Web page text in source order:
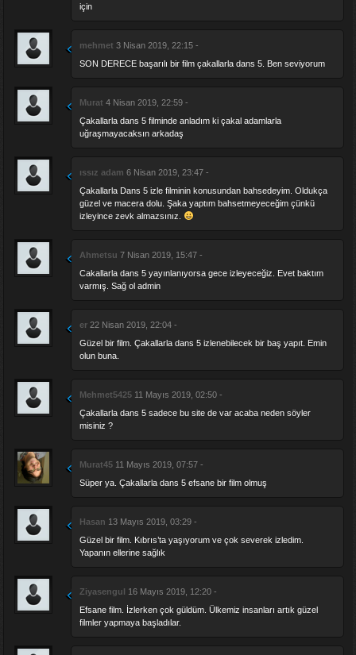
için
mehmet 3 Nisan 2019, 22:15 -
SON DERECE başarılı bir film çakallarla dans 5. Ben seviyorum
Murat 4 Nisan 2019, 22:59 -
Çakallarla dans 5 filminde anladım ki çakal adamlarla
uğraşmayacaksın arkadaş
ıssız adam 6 Nisan 2019, 23:47 -
Çakallarla Dans 5 izle filminin konusundan bahsedeyim. Oldukça
güzel ve macera dolu. Şaka yaptım bahsetmeyeceğim çünkü
izleyince zevk almazsınız.
Ahmetsu 7 Nisan 2019, 15:47 -
Cakallarla dans 5 yayınlanıyorsa gece izleyeceğiz. Evet baktım
varmış. Sağ ol admin
er 22 Nisan 2019, 22:04 -
Güzel bir film. Çakallarla dans 5 izlenebilecek bir baş yapıt. Emin
olun buna.
Mehmet5425 11 Mayıs 2019, 02:50 -
Çakallarla dans 5 sadece bu site de var acaba neden söyler
misiniz ?
Murat45 11 Mayıs 2019, 07:57 -
Süper ya. Çakallarla dans 5 efsane bir film olmuş
Hasan 13 Mayıs 2019, 03:29 -
Güzel bir film. Kıbrıs’ta yaşıyorum ve çok severek izledim.
Yapanın ellerine sağlık
Ziyasengul 16 Mayıs 2019, 12:20 -
Efsane film. İzlerken çok güldüm. Ülkemiz insanları artık güzel
filmler yapmaya başladılar.